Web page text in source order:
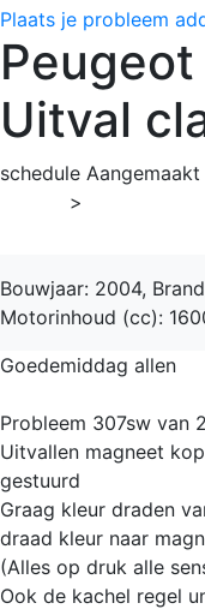
Plaats je probleem
Uitval
schedule
>
Bouwjaar: 2004,
Motorinhoud (cc):
Goedemiddag allen
Probleem 307sw van
Uitvallen magneet
gestuurd
Graag kleur draden
draad kleur naar
(Alles op druk alle
Ook de kachel regel